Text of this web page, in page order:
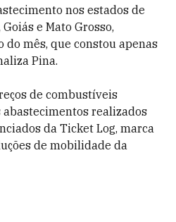
nos estados de
e Mato Grosso,
mês, que constou apenas
Pina.
de combustíveis
realizados
da Ticket Log, marca
de mobilidade da